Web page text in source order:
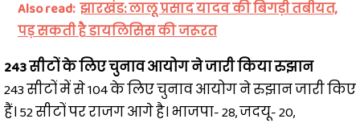
Also read: झारखंड: लालू प्रसाद यादव की बिगड़ी तबीयत,
पड़ सकती है डायलिसिस की जरूरत
243 सीटों के लिए चुनाव आयोग ने जारी किया रुझान
243 सीटों में से 104 के लिए चुनाव आयोग ने रुझान जारी किए
हैं। 52 सीटों पर राजग आगे है। भाजपा- 28, जदयू- 20,